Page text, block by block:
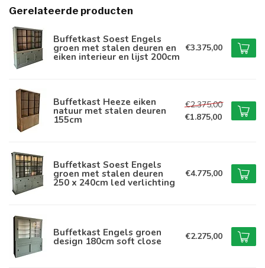
Gerelateerde producten
Buffetkast Soest Engels
groen met stalen deuren en
eiken interieur en lijst 200cm
€3.375,00
Buffetkast Heeze eiken
natuur met stalen deuren
155cm
€2.375,00
€1.875,00
Buffetkast Soest Engels
groen met stalen deuren
250 x 240cm led verlichting
€4.775,00
Buffetkast Engels groen
design 180cm soft close €2.275,00